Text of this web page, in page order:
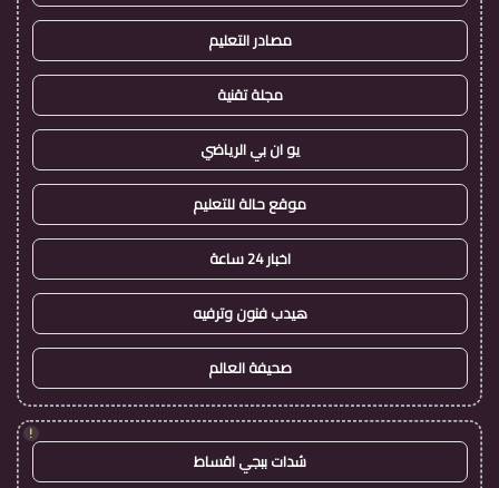
مصادر التعليم
مجلة تقنية
يو ان بي الرياضي
موقع حالة للتعليم
اخبار 24 ساعة
هيدب فنون وترفيه
صحيفة العالم
!
شدات ببجي اقساط